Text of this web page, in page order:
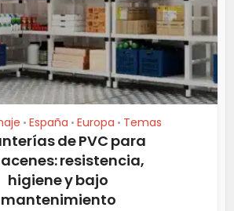
• España • Europa • Temas
de PVC para
resistencia,
higiene y bajo
mantenimiento